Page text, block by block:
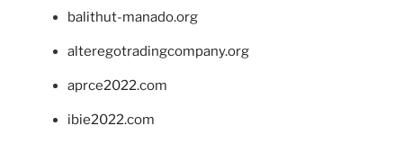
balithut-manado.org
alteregotradingcompany.org
aprce2022.com
ibie2022.com